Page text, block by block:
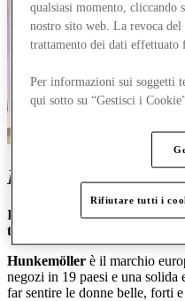
Reopened:
Il nostro marchio
ti invita a riscoprirlo.
Hunkemöller è il marchio
negozi in 19 paesi e una solida
far sentire le donne belle, forti
qualsiasi momento, cliccando
nostro sito web. La revoca
trattamento dei dati effettuato
Per informazioni sui soggetti
qui sotto su “Gestisci i
Rifiutare tutti i